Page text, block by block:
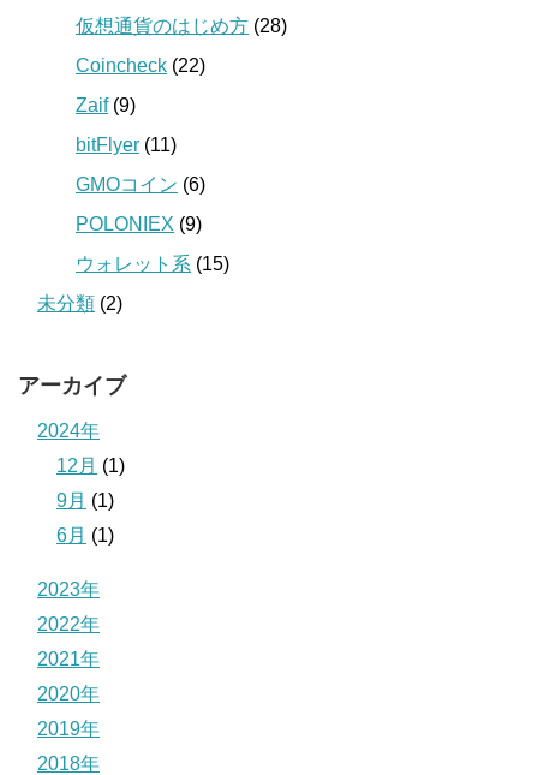
仮想通貨のはじめ方 (28)
Coincheck (22)
Zaif(9)
bitFlyer (11)
GMOコイン (6)
POLONIEX (9)
ウォレット系 (15)
未分類 (2)
アーカイブ
2024年
12月 (1)
9月 (1)
6月 (1)
2023年
2022年
2021年
2020年
2019年
2018年